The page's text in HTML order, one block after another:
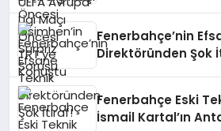
Fenerbahçe’nin
Direktöründen Şok
Fenerbahçe Eski
İsmail Kartal’ın